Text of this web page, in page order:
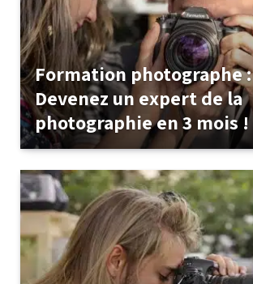
Formation photographe :
Devenez un expert de la
photographie en 3 mois !